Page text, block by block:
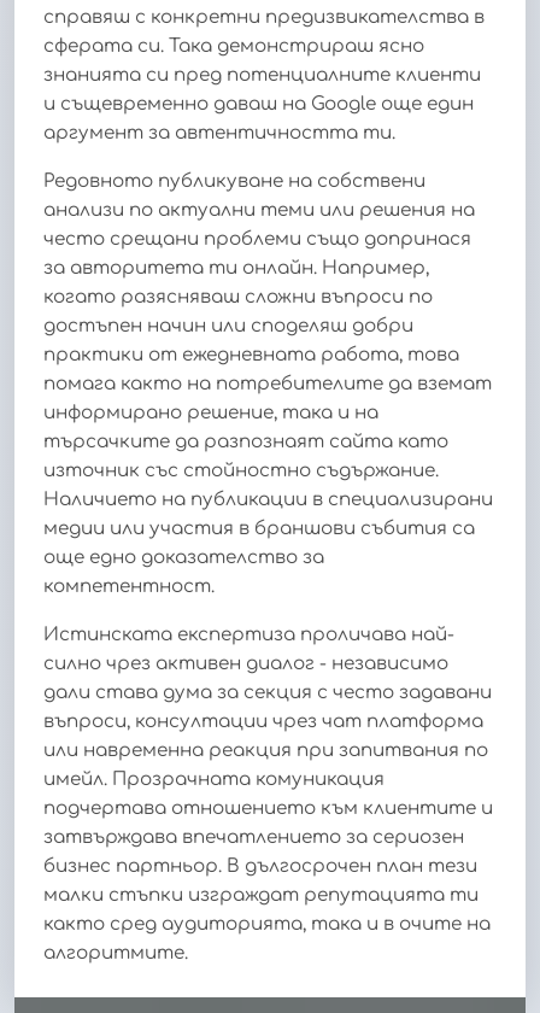
справяш с конкретни предизвикателства в
сферата си. Така демонстрираш ясно
знанията си пред потенциалните клиенти
и същевременно даваш на Google още един
аргумент за автентичността ти.
Редовното публикуване на собствени
анализи по актуални теми или решения на
често срещани проблеми също допринася
за авторитета ти онлайн. Например,
когато разясняваш сложни въпроси по
достъпен начин или споделяш добри
практики от ежедневната работа, това
помага както на потребителите да вземат
информирано решение, така и на
търсачките да разпознаят сайта като
източник със стойностно съдържание.
Наличието на публикации в специализирани
медии или участия в браншови събития са
още едно доказателство за
компетентност.
Истинската експертиза проличава най-
силно чрез активен диалог - независимо
дали става дума за секция с често задавани
въпроси, консултации чрез чат платформа
или навременна реакция при запитвания по
имейл. Прозрачната комуникация
подчертава отношението към клиентите и
затвърждава впечатлението за сериозен
бизнес партньор. В дългосрочен план тези
малки стъпки изграждат репутацията ти
както сред аудиторията, така и в очите на
алгоритмите.